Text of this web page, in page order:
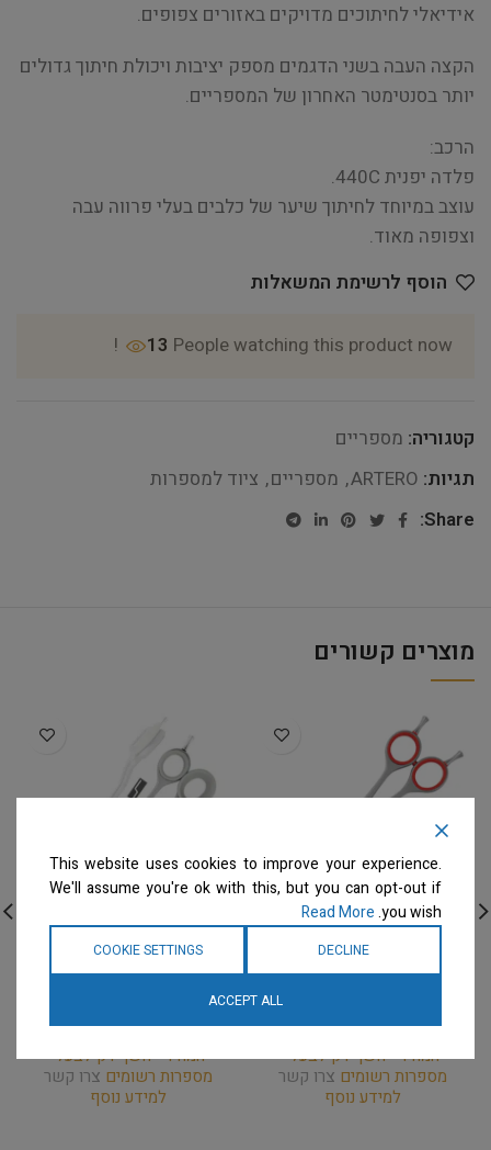
אידיאלי לחיתוכים מדויקים באזורים צפופים.
הקצה העבה בשני הדגמים מספק יציבות ויכולת חיתוך גדולים
יותר בסנטימטר האחרון של המספריים.
הרכב:
פלדה יפנית 440C.
עוצב במיוחד לחיתוך שיער של כלבים בעלי פרווה עבה
וצפופה מאוד.
הוסף לרשימת המשאלות
13 People watching this product now!
קטגוריה: מספריים
תגיות: ARTERO
, מספריים, ציוד למספרות
Share:
מוצרים קשורים
Red Rose Line – WITTE
Group – מספרי דילול 6.5″
מספריים
המחיר ייחשף רק לבעלי
מספרות רשומים צרו קשר
למידע נוסף
Rose Line – WITTE Group
– מספריים מקומרות 7" 1/2
מספריים
המחיר ייחשף רק לבעלי
מספרות רשומים צרו קשר
למידע נוסף
This website uses cookies to improve your experience.
We'll assume you're ok with this, but you can opt-out if
you wish.
Read More
DECLINE
COOKIE SETTINGS
ACCEPT ALL